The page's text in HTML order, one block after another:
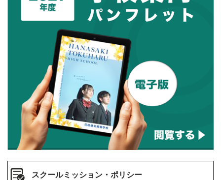
スクールミッション・ポリシー